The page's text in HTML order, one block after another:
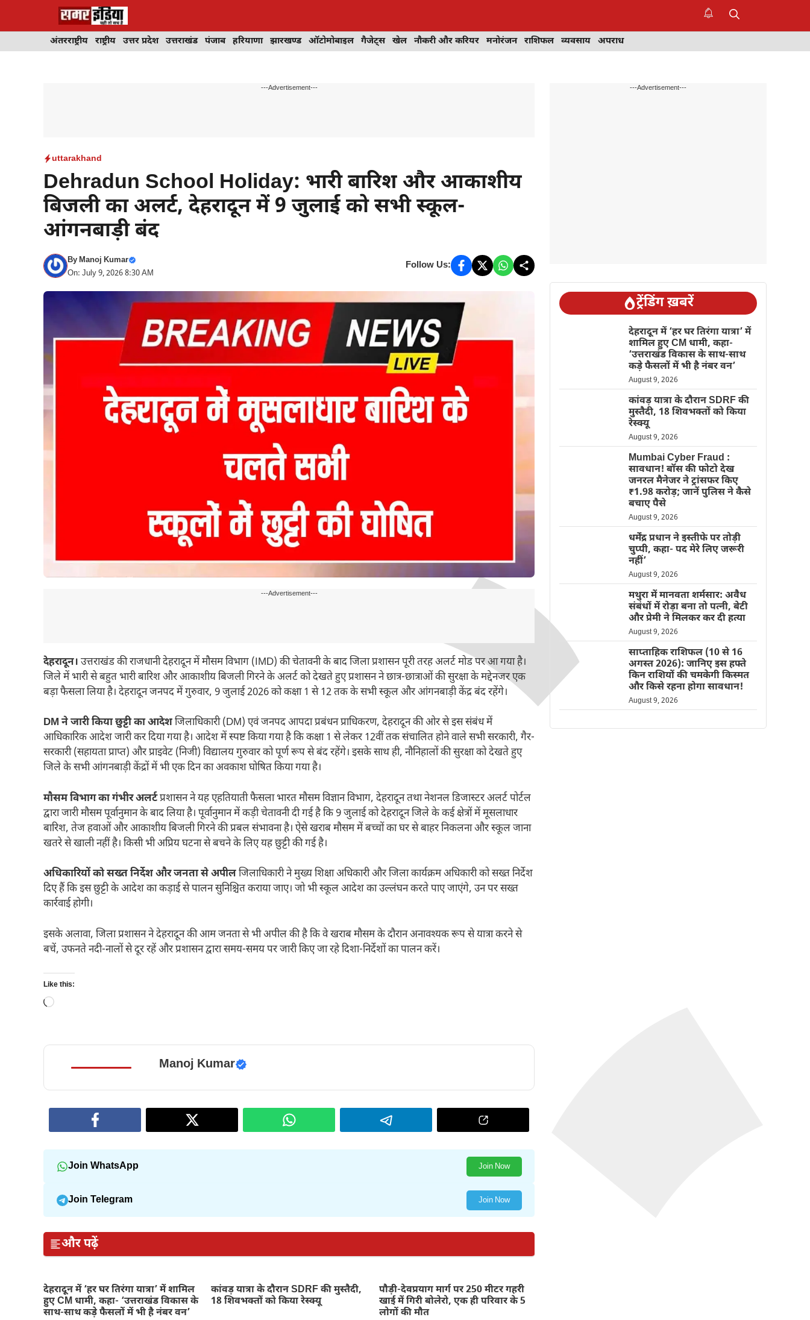
अंतरराष्ट्रीय राष्ट्रीय उत्तर प्रदेश उत्तराखंड पंजाब हरियाणा झारखण्ड ऑटोमोबाइल गैजेट्स खेल नौकरी और करियर मनोरंजन राशिफल व्यवसाय अपराध
---Advertisement---
uttarakhand
Dehradun School Holiday: भारी बारिश और आकाशीय
बिजली का अलर्ट, देहरादून में 9 जुलाई को सभी स्कूल-
आंगनबाड़ी बंद
ByManoj Kumar
On: July 9, 2026 8:30 AM
Follow Us:
---Advertisement---
देहरादून। उत्तराखंड की राजधानी देहरादून में मौसम विभाग (IMD) की चेतावनी के बाद जिला प्रशासन पूरी तरह अलर्ट मोड पर आ गया है।
जिले में भारी से बहुत भारी बारिश और आकाशीय बिजली गिरने के अलर्ट को देखते हुए प्रशासन ने छात्र-छात्राओं की सुरक्षा के मद्देनजर एक
बड़ा फैसला लिया है। देहरादून जनपद में गुरुवार, 9 जुलाई 2026 को कक्षा 1 से 12 तक के सभी स्कूल और आंगनबाड़ी केंद्र बंद रहेंगे।
DM ने जारी किया छुट्टी का आदेशजिलाधिकारी (DM) एवं जनपद आपदा प्रबंधन प्राधिकरण, देहरादून की ओर से इस संबंध में
आधिकारिक आदेश जारी कर दिया गया है। आदेश में स्पष्ट किया गया है कि कक्षा 1 से लेकर 12वीं तक संचालित होने वाले सभी सरकारी, गैर-
सरकारी (सहायता प्राप्त) और प्राइवेट (निजी) विद्यालय गुरुवार को पूर्ण रूप से बंद रहेंगे। इसके साथ ही, नौनिहालों की सुरक्षा को देखते हुए
जिले के सभी आंगनबाड़ी केंद्रों में भी एक दिन का अवकाश घोषित किया गया है।
मौसम विभाग का गंभीर अलर्टप्रशासन ने यह एहतियाती फैसला भारत मौसम विज्ञान विभाग, देहरादून तथा नेशनल डिजास्टर अलर्ट पोर्टल
द्वारा जारी मौसम पूर्वानुमान के बाद लिया है। पूर्वानुमान में कड़ी चेतावनी दी गई है कि 9 जुलाई को देहरादून जिले के कई क्षेत्रों में मूसलाधार
बारिश, तेज हवाओं और आकाशीय बिजली गिरने की प्रबल संभावना है। ऐसे खराब मौसम में बच्चों का घर से बाहर निकलना और स्कूल जाना
खतरे से खाली नहीं है। किसी भी अप्रिय घटना से बचने के लिए यह छुट्टी की गई है।
अधिकारियों को सख्त निर्देश और जनता से अपीलजिलाधिकारी ने मुख्य शिक्षा अधिकारी और जिला कार्यक्रम अधिकारी को सख्त निर्देश
दिए हैं कि इस छुट्टी के आदेश का कड़ाई से पालन सुनिश्चित कराया जाए। जो भी स्कूल आदेश का उल्लंघन करते पाए जाएंगे, उन पर सख्त
कार्रवाई होगी।
इसके अलावा, जिला प्रशासन ने देहरादून की आम जनता से भी अपील की है कि वे खराब मौसम के दौरान अनावश्यक रूप से यात्रा करने से
बचें, उफनते नदी-नालों से दूर रहें और प्रशासन द्वारा समय-समय पर जारी किए जा रहे दिशा-निर्देशों का पालन करें।
Like this:
Loading…
Manoj Kumar
Join WhatsApp Join Now
Join Telegram Join Now
और पढ़ें
देहरादून में ‘हर घर तिरंगा यात्रा’ में शामिल
हुए CM धामी, कहा- ‘उत्तराखंड विकास के
साथ-साथ कड़े फैसलों में भी है नंबर वन’
कांवड़ यात्रा के दौरान SDRF की मुस्तैदी,
18 शिवभक्तों को किया रेस्क्यू
पौड़ी-देवप्रयाग मार्ग पर 250 मीटर गहरी
खाई में गिरी बोलेरो, एक ही परिवार के 5
लोगों की मौत
---Advertisement---
ट्रेंडिंग ख़बरें
देहरादून में ‘हर घर तिरंगा यात्रा’ में
शामिल हुए CM धामी, कहा-
‘उत्तराखंड विकास के साथ-साथ
कड़े फैसलों में भी है नंबर वन’
August 9, 2026
कांवड़ यात्रा के दौरान SDRF की
मुस्तैदी, 18 शिवभक्तों को किया
रेस्क्यू
August 9, 2026
Mumbai Cyber Fraud :
सावधान! बॉस की फोटो देख
जनरल मैनेजर ने ट्रांसफर किए
₹1.98 करोड़; जानें पुलिस ने कैसे
बचाए पैसे
August 9, 2026
धर्मेंद्र प्रधान ने इस्तीफे पर तोड़ी
चुप्पी, कहा- पद मेरे लिए जरूरी
नहीं’
August 9, 2026
मथुरा में मानवता शर्मसार: अवैध
संबंधों में रोड़ा बना तो पत्नी, बेटी
और प्रेमी ने मिलकर कर दी हत्या
August 9, 2026
साप्ताहिक राशिफल (10 से 16
अगस्त 2026): जानिए इस हफ्ते
किन राशियों की चमकेगी किस्मत
और किसे रहना होगा सावधान!
August 9, 2026